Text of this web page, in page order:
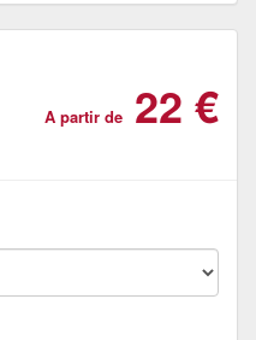
A partir de 22 €